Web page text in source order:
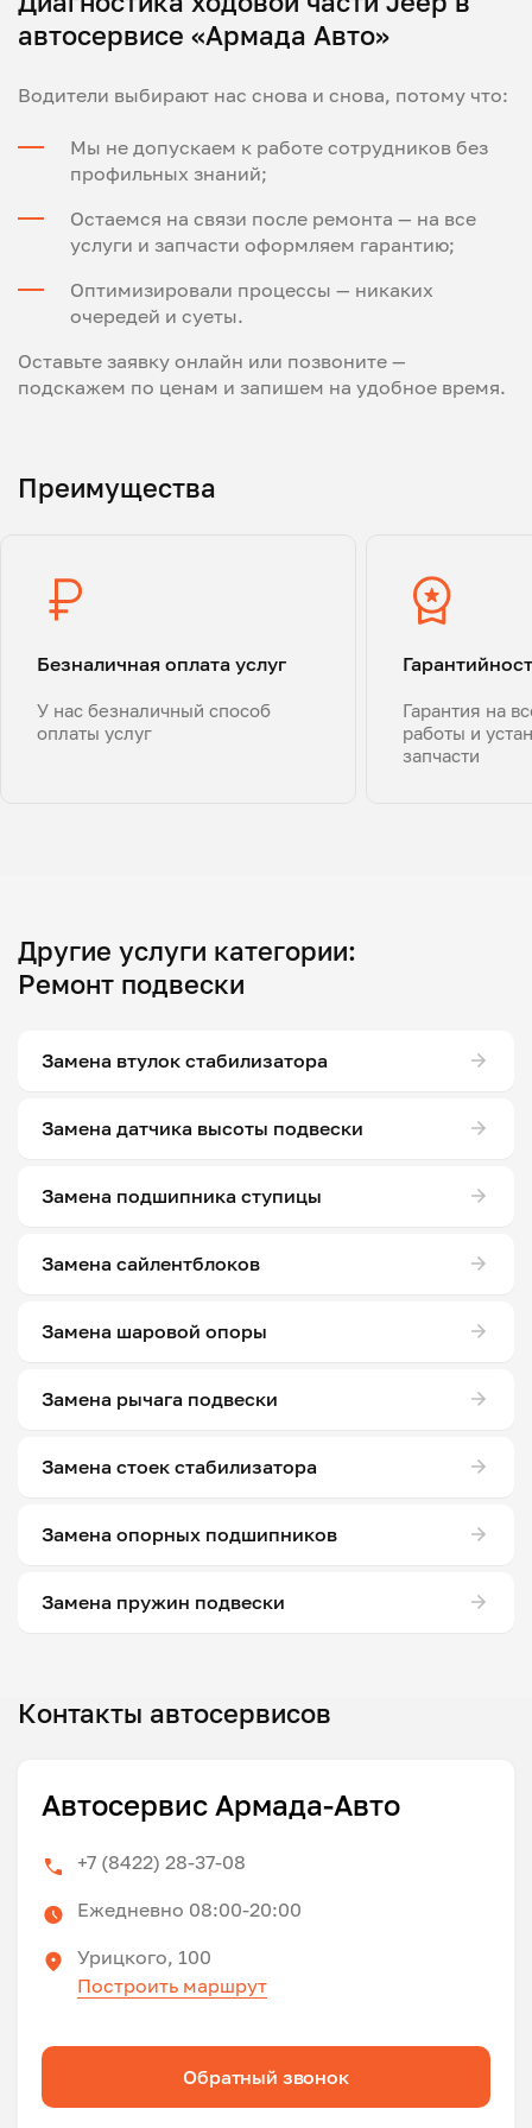
автосервисе «Армада Авто»
Водители выбирают нас снова и снова, потому что:
Мы не допускаем к работе сотрудников без
профильных знаний;
Остаемся на связи после ремонта — на все
услуги и запчасти оформляем гарантию;
Оптимизировали процессы — никаких
очередей и суеты.
Оставьте заявку онлайн или позвоните —
подскажем по ценам и запишем на удобное время.
Преимущества
Безналичная оплата услуг
У нас безналичный способ
оплаты услуг
Гарантия на
работы и
запчасти
Другие услуги категории:
Ремонт подвески
Замена втулок стабилизатора
Замена датчика высоты подвески
Замена подшипника ступицы
Замена сайлентблоков
Замена шаровой опоры
Замена рычага подвески
Замена стоек стабилизатора
Замена опорных подшипников
Замена пружин подвески
Контакты автосервисов
Автосервис Армада-Авто
+7 (8422) 28-37-08
Ежедневно 08:00-20:00
Урицкого, 100
Построить маршрут
Обратный звонок